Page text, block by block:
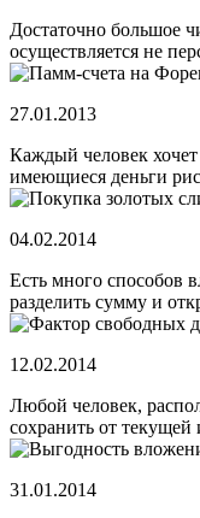
Достаточно большое
осуществляется не
27.01.2013
Каждый человек
имеющиеся деньги
04.02.2014
Есть много способов
разделить сумму и
12.02.2014
Любой человек,
сохранить от
31.01.2014